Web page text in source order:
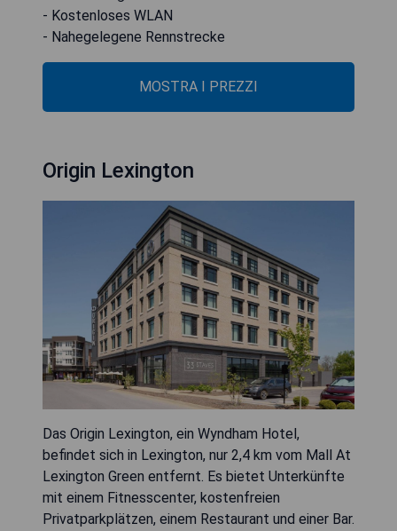
- Kostenloses WLAN
- Nahegelegene Rennstrecke
MOSTRA I PREZZI
Origin Lexington
Das Origin Lexington, ein Wyndham Hotel,
befindet sich in Lexington, nur 2,4 km vom Mall At
Lexington Green entfernt. Es bietet Unterkünfte
mit einem Fitnesscenter, kostenfreien
Privatparkplätzen, einem Restaurant und einer Bar.